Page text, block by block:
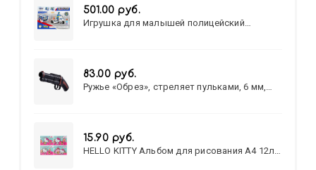
501.00 руб.
Игрушка для малышей полицейский
83.00 руб.
Ружье «Обрез», стреляет пульками, 6 мм,
15.90 руб.
HELLO KITTY Альбом для рисования А4 12л.